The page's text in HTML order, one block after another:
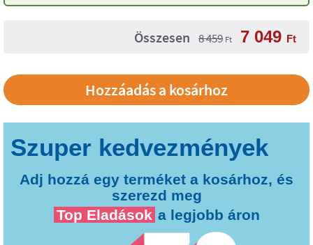
Összesen 8 459 Ft 7 049 Ft
Adj hozzá egy terméket a kosárhoz, és
szerezd meg
Top Eladások a legjobb áron